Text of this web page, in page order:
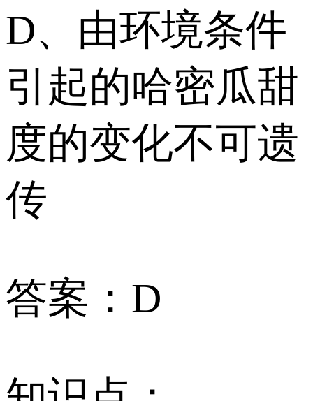
D、由环境条件
引起的哈密瓜甜
度的变化不可遗
传
答案：D